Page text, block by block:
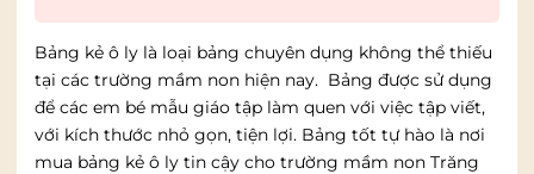
Bảng kẻ ô ly là loại bảng chuyên dụng không thể thiếu
tại các trường mầm non hiện nay. Bảng được sử dụng
để các em bé mẫu giáo tập làm quen với việc tập viết,
với kích thước nhỏ gọn, tiện lợi. Bảng tốt tự hào là nơi
mua bảng kẻ ô ly tin cậy cho trường mầm non Trăng